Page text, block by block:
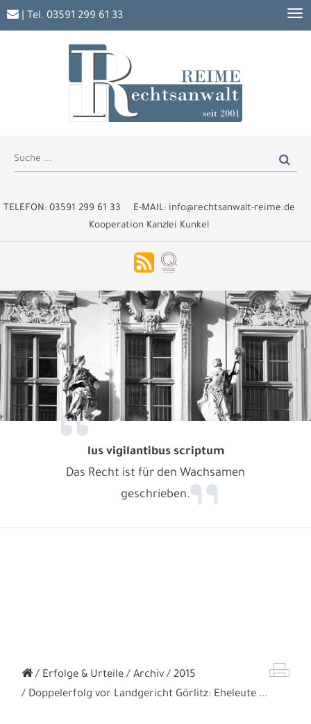
TELEFON: 03591 299 61 33 E-MAIL: info@rechtsanwalt-reime.de
Kooperation Kanzlei Kunkel
| Tel. 03591 299 61 33
lus vigilantibus scriptum
Das Recht ist für den Wachsamen
geschrieben.
Erfolge & Urteile Archiv
2015
Doppelerfolg vor Landgericht Görlitz: Eheleute ...